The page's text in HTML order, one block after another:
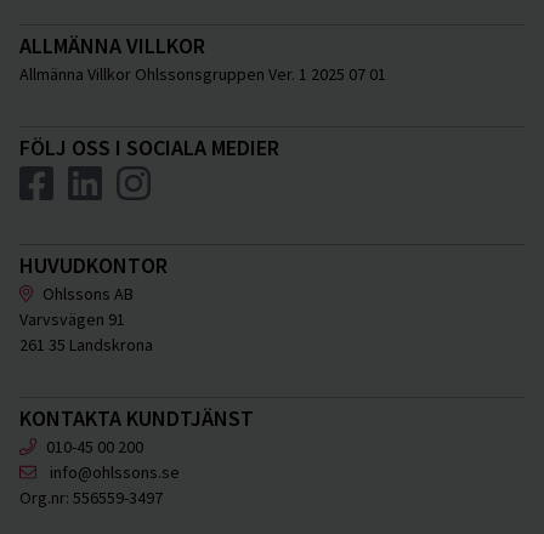
ALLMÄNNA VILLKOR
Allmänna Villkor Ohlssonsgruppen Ver. 1 2025 07 01
FÖLJ OSS I SOCIALA MEDIER
HUVUDKONTOR
Ohlssons AB
Varvsvägen 91
261 35 Landskrona
KONTAKTA KUNDTJÄNST
010-45 00 200
info@ohlssons.se
Org.nr: 556559-3497